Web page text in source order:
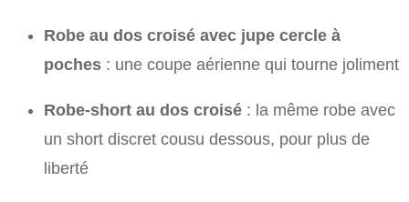
Robe au dos croisé avec jupe cercle à
poches : une coupe aérienne qui tourne joliment
Robe-short au dos croisé : la même robe avec
un short discret cousu dessous, pour plus de
liberté